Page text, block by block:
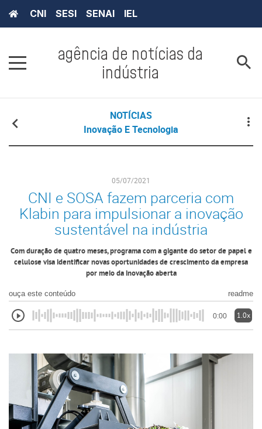
CNI SESI SENAI IEL
agência de notícias da
indústria
NOTÍCIAS
Inovação E Tecnologia
05/07/2021
CNI e SOSA fazem parceria com
Klabin para impulsionar a inovação
sustentável na indústria
Com duração de quatro meses, programa com a gigante do setor de papel e
celulose visa identificar novas oportunidades de crescimento da empresa
por meio da inovação aberta
ouça este conteúdo readme
0:00 1.0x